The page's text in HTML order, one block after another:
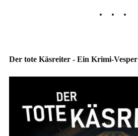
Der tote Käsreiter - Ein Krimi-Vesper